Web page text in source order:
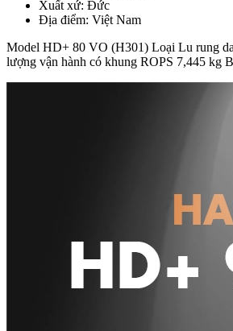
Xuất xứ: Đức
Địa điểm: Việt Nam
Model HD+ 80 VO (H301) Loại Lu rung
lượng vận hành có khung ROPS 7,445 kg